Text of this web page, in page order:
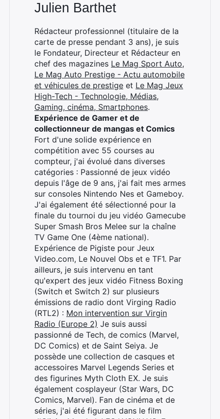
Julien Barthet
Rédacteur professionnel (titulaire de la
carte de presse pendant 3 ans), je suis
le Fondateur, Directeur et Rédacteur en
chef des magazines Le Mag Sport Auto,
Le Mag Auto Prestige - Actu automobile
et véhicules de prestige et Le Mag Jeux
High-Tech - Technologie, Médias,
Gaming, cinéma, Smartphones.
Expérience de Gamer et de
collectionneur de mangas et Comics
Fort d'une solide expérience en
compétition avec 55 courses au
compteur, j'ai évolué dans diverses
catégories : Passionné de jeux vidéo
depuis l'âge de 9 ans, j'ai fait mes armes
sur consoles Nintendo Nes et Gameboy.
J'ai également été sélectionné pour la
finale du tournoi du jeu vidéo Gamecube
Super Smash Bros Melee sur la chaîne
TV Game One (4ème national).
Expérience de Pigiste pour Jeux
Video.com, Le Nouvel Obs et e TF1. Par
ailleurs, je suis intervenu en tant
qu'expert des jeux vidéo Fitness Boxing
(Switch et Switch 2) sur plusieurs
émissions de radio dont Virging Radio
(RTL2) : Mon intervention sur Virgin
Radio (Europe 2) Je suis aussi
passionné de Tech, de comics (Marvel,
DC Comics) et de Saint Seiya. Je
possède une collection de casques et
accessoires Marvel Legends Series et
des figurines Myth Cloth EX. Je suis
également cosplayeur (Star Wars, DC
Comics, Marvel). Fan de cinéma et de
séries, j'ai été figurant dans le film